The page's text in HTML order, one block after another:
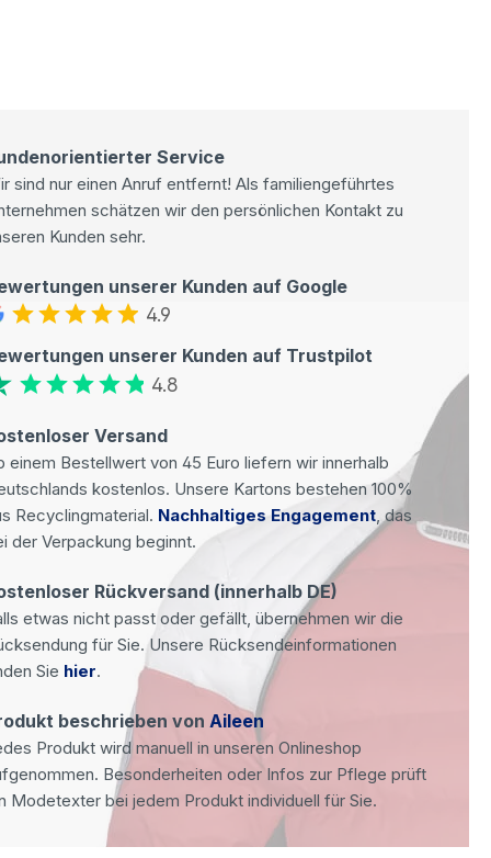
Service
sind nur einen Anruf entfernt! Als familiengeführtes
schätzen wir den persönlichen Kontakt zu
Kunden sehr.
unserer Kunden auf Google
4.9
unserer Kunden auf Trustpilot
4.8
Versand
einem Bestellwert von 45 Euro liefern wir innerhalb
kostenlos. Unsere Kartons bestehen 100%
Recyclingmaterial. Nachhaltiges Engagement, das
der Verpackung beginnt.
Rückversand (innerhalb DE)
etwas nicht passt oder gefällt, übernehmen wir die
für Sie. Unsere Rücksendeinformationen
Sie hier.
beschrieben von Aileen
Produkt wird manuell in unseren Onlineshop
Besonderheiten oder Infos zur Pflege prüft
Modetexter bei jedem Produkt individuell für Sie.